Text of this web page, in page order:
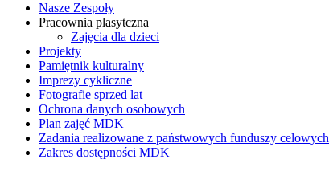
Nasze Zespoły
Pracownia plasytczna
Zajęcia dla dzieci
Projekty
Pamiętnik kulturalny
Imprezy cykliczne
Fotografie sprzed lat
Ochrona danych osobowych
Plan zajęć MDK
Zadania realizowane z państwowych funduszy celowych
Zakres dostępności MDK